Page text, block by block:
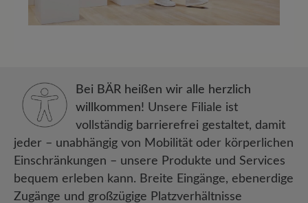
Bei BÄR heißen wir alle herzlich
willkommen! Unsere Filiale ist
vollständig barrierefrei gestaltet, damit
jeder – unabhängig von Mobilität oder körperlichen
Einschränkungen – unsere Produkte und Services
bequem erleben kann. Breite Eingänge, ebenerdige
Zugänge und großzügige Platzverhältnisse